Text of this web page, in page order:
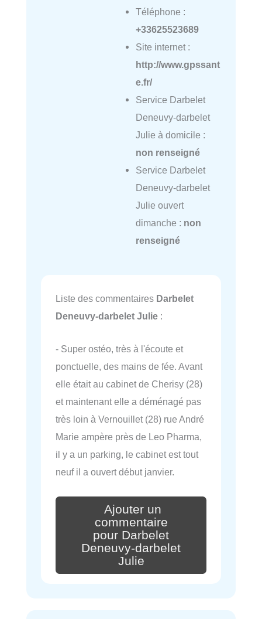
Téléphone :
+33625523689
Site internet :
http://www.gpssant
e.fr/
Service Darbelet
Deneuvy-darbelet
Julie à domicile :
non renseigné
Service Darbelet
Deneuvy-darbelet
Julie ouvert
dimanche : non
renseigné
Liste des commentaires Darbelet
Deneuvy-darbelet Julie :
- Super ostéo, très à l'écoute et
ponctuelle, des mains de fée. Avant
elle était au cabinet de Cherisy (28)
et maintenant elle a déménagé pas
très loin à Vernouillet (28) rue André
Marie ampère près de Leo Pharma,
il y a un parking, le cabinet est tout
neuf il a ouvert début janvier.
Ajouter un
commentaire
pour Darbelet
Deneuvy-darbelet
Julie